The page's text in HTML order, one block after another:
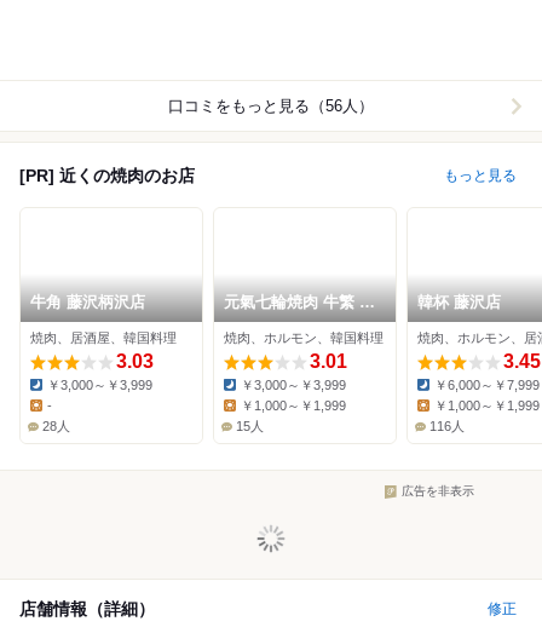
口コミをもっと見る（56人）
[PR] 近くの焼肉のお店 もっと見る
牛角 藤沢柄沢店
焼肉、居酒屋、韓国料理
3.03
Dinner:
￥3,000～￥3,999
Lunch:
-
28人
元氣七輪焼肉 牛繁 藤
沢店
焼肉、ホルモン、韓国料理
3.01
Dinner:
￥3,000～￥3,999
Lunch:
￥1,000～￥1,999
15人
韓杯 藤沢店
焼肉、ホルモン、居
3.45
Dinner:
￥6,000～￥7,999
￥1,000～￥1,999
116人
広告を非表示
店舗情報（詳細） 修正